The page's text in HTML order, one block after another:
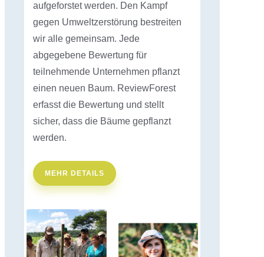
aufgeforstet werden. Den Kampf
gegen Umweltzerstörung bestreiten
wir alle gemeinsam. Jede
abgegebene Bewertung für
teilnehmende Unternehmen pflanzt
einen neuen Baum. ReviewForest
erfasst die Bewertung und stellt
sicher, dass die Bäume gepflanzt
werden.
MEHR DETAILS